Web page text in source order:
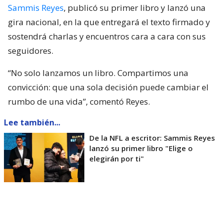
Sammis Reyes, publicó su primer libro y lanzó una
gira nacional, en la que entregará el texto firmado y
sostendrá charlas y encuentros cara a cara con sus
seguidores.
“No solo lanzamos un libro. Compartimos una
convicción: que una sola decisión puede cambiar el
rumbo de una vida”, comentó Reyes.
Lee también...
De la NFL a escritor: Sammis Reyes
lanzó su primer libro "Elige o
elegirán por ti"